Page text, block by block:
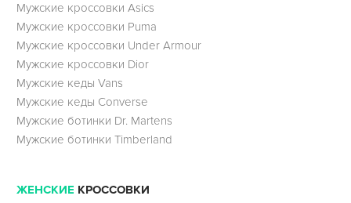
Мужские кроссовки Asics
Мужские кроссовки Puma
Мужские кроссовки Under Armour
Мужские кроссовки Dior
Мужские кеды Vans
Мужские кеды Converse
Мужские ботинки Dr. Martens
Мужские ботинки Timberland
ЖЕНСКИЕ КРОССОВКИ